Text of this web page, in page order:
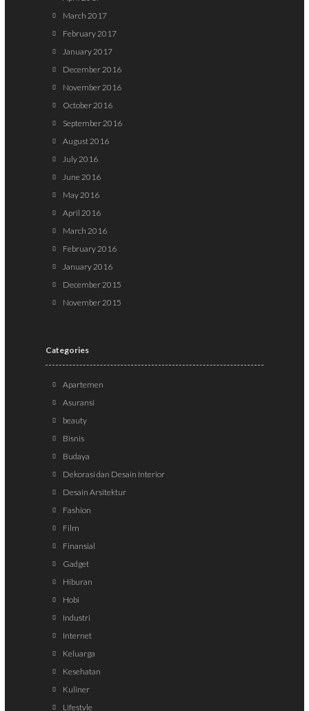
March 2017
February 2017
January 2017
December 2016
November 2016
October 2016
September 2016
August 2016
July 2016
June 2016
May 2016
April 2016
March 2016
February 2016
January 2016
December 2015
November 2015
Categories
Apartemen
Asuransi
beauty
Bisnis
Budaya
Dekorasi dan Desain Interior
Desain Arsitektur
Fashion
Film
Finansial
Gadget
Hiburan
Hobi
Industri
Internet
Keluarga
Kesehatan
Kuliner
Lifestyle